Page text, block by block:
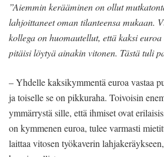
”Aiemmin kerääminen on ollut
lahjoittaneet oman tilanteensa mukaan.
kollega on huomautellut, että kaksi
pitäisi löytyä ainakin vitonen. Tästä tuli
– Yhdelle kaksikymmentä euroa vastaa
ja toiselle se on pikkuraha. Toivoisin
ymmärrystä sille, että ihmiset ovat
on kymmenen euroa, tulee varmasti
laittaa vitosen työkaverin